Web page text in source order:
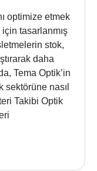
optimize etmek
tasarlanmış
stok,
daha
Tema Optik’in
nasıl
Takibi Optik